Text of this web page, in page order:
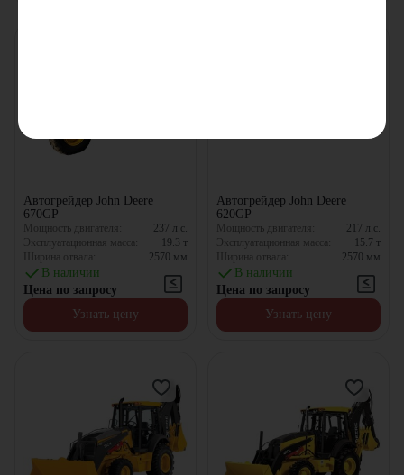
Автогрейдер John Deere
670GP
Мощность двигателя: 237 л.с.
Эксплуатационная масса:
19.3 т
Ширина отвала:
2570 мм
В наличии
Цена по запросу
Узнать цену
Автогрейдер John Deere
620GP
Мощность двигателя: 217 л.с.
Эксплуатационная масса:
15.7 т
Ширина отвала:
2570 мм
В наличии
Цена по запросу
Узнать цену